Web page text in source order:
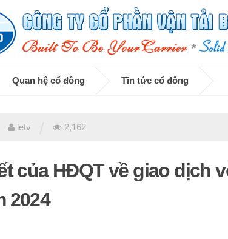
Quan hệ cổ đông Tin tức cổ đông
letv 2,162
của HĐQT về giao dịch
2024